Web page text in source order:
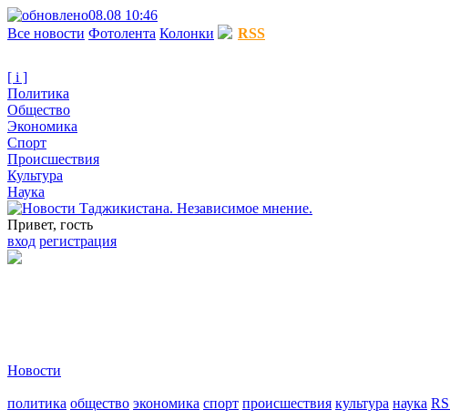
08.08 10:46
Все новости Фотолента Колонки RSS
[ i ]
Политика
Общество
Экономика
Спорт
Происшествия
Культура
Наука
Привет, гость
вход регистрация
Новости
политика общество экономика спорт происшествия культура наука